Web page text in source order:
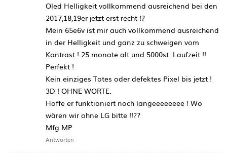
Oled Helligkeit vollkommend ausreichend bei den
2017,18,19er jetzt erst recht !?
Mein 65e6v ist mir auch vollkommend ausreichend
in der Helligkeit und ganz zu schweigen vom
Kontrast ! 25 monate alt und 5000st. Laufzeit !!
Perfekt !
Kein einziges Totes oder defektes Pixel bis jetzt !
3D ! OHNE WORTE.
Hoffe er funktioniert noch langeeeeeeee ! Wo
wären wir ohne LG bitte !!??
Mfg MP
Antworten